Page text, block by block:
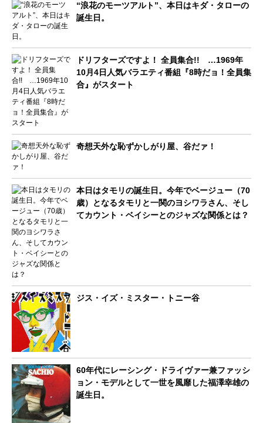
“浪花のモーツアルト”、本日はキダ・タローの
誕生日。
ドリフターズですよ！ 全員集合!! …1969年
10月4日人気バラエティ番組『8時だョ！全員集
合』がスタート
奇想天外な恥ずかしがり屋、谷だァ！
本日はタモリの誕生日。今年でベージュー（70
歳）となるタモリと一関のヨシワラさん、そし
てカウント・ベイシーとのジャズな関係とは？
ジス・イズ・ミスター・トニー谷
60年代にレーシング・ドライヴァー兼ファッシ
ョン・モデルとして一世を風靡した福澤幸雄の
誕生日。